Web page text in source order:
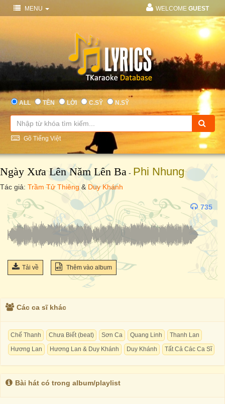
MENU WELCOME GUEST
ALL TÊN LỜI C.SỸ N.SỸ
Gõ Tiếng Việt
Ngày Xưa Lên Năm Lên Ba - Phi Nhung
Tác giả: Trầm Tử Thiêng & Duy Khánh
735
Tải về Thêm vào album
Các ca sĩ khác
Chế Thanh Chưa Biết (beat) Sơn Ca Quang Linh
Thanh Lan
Hương Lan
Hương Lan & Duy Khánh Duy Khánh Tất Cả Các Ca Sĩ
Bài hát có trong album/playlist